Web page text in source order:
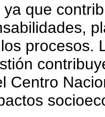
que
procesos.
Centro